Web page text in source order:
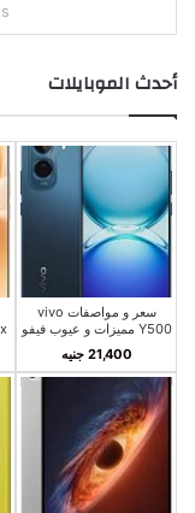
أحدث الموبايلات
سعر و مواصفات vivo
Y500 مميزات و عيوب فيفو
21,400 جنيه